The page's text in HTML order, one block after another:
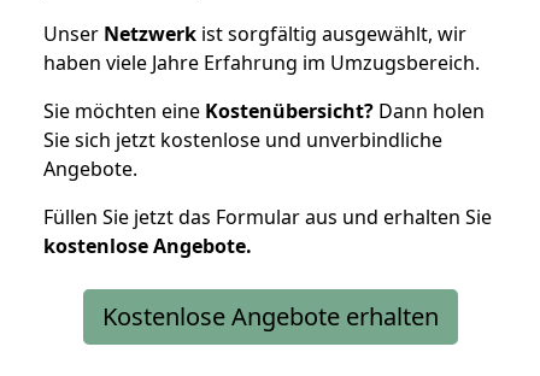
Unser Netzwerk ist sorgfältig ausgewählt, wir
haben viele Jahre Erfahrung im Umzugsbereich.
Sie möchten eine Kostenübersicht? Dann holen
Sie sich jetzt kostenlose und unverbindliche
Angebote.
Füllen Sie jetzt das Formular aus und erhalten Sie
kostenloseAngebote.
Kostenlose Angebote erhalten